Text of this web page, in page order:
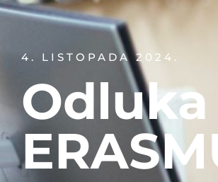
4. LISTOPADA 2024.